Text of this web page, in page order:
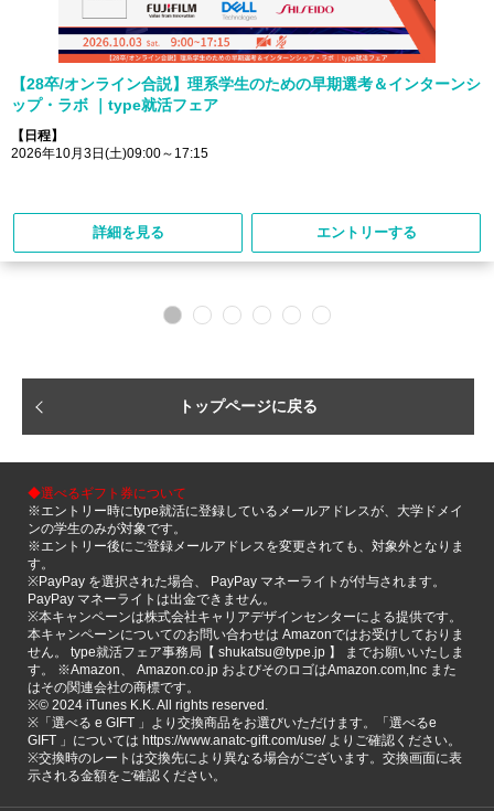
【28卒/オンライン合説】理系学生のための早期選考＆インターンシ
ップ・ラボ ｜type就活フェア
【日程】
2026年10月3日(土)09:00～17:15
詳細を見る エントリーする
トップページに戻る
◆選べるギフト券について
※エントリー時にtype就活に登録しているメールアドレスが、大学ドメイ
ンの学生のみが対象です。
※エントリー後にご登録メールアドレスを変更されても、対象外となりま
す。
※PayPay を選択された場合、 PayPay マネーライトが付与されます。
PayPay マネーライトは出金できません。
※本キャンペーンは株式会社キャリアデザインセンターによる提供です。
本キャンペーンについてのお問い合わせは Amazonではお受けしておりま
せん。 type就活フェア事務局【 shukatsu@type.jp 】 までお願いいたしま
す。 ※Amazon、 Amazon.co.jp およびそのロゴはAmazon.com,Inc また
はその関連会社の商標です。
※©️ 2024 iTunes K.K. All rights reserved.
※「選べる e GIFT 」より交換商品をお選びいただけます。「選べるe
GIFT 」については https://www.anatc-gift.com/use/ よりご確認ください。
※交換時のレートは交換先により異なる場合がございます。交換画面に表
示される金額をご確認ください。